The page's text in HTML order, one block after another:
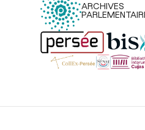
ARCHIVES
Menu